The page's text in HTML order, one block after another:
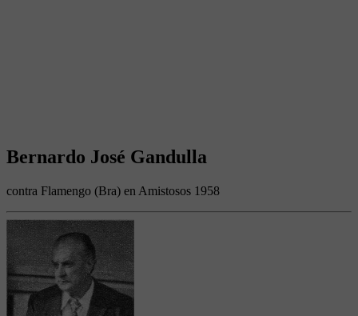
Bernardo José Gandulla
contra Flamengo (Bra) en Amistosos 1958